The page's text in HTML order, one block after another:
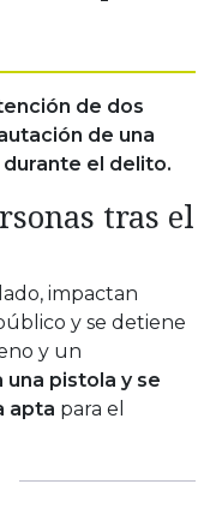
de dos
de una
el delito.
tras el
impactan
y se detiene
y un
una pistola y se
apta para el